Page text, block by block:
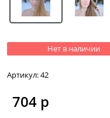
Нет в наличии
Артикул:42
704 р